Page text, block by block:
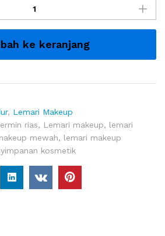
ke keranjang
, Lemari Makeup
rias, Lemari makeup, lemari
mewah, lemari makeup
kosmetik